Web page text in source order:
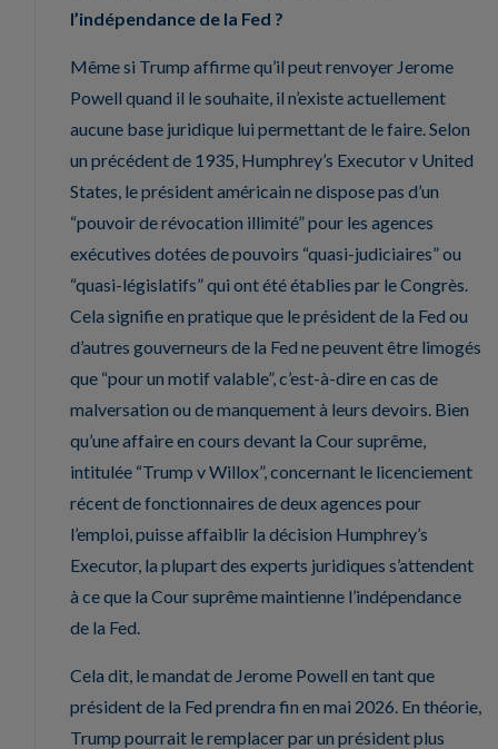
l’indépendance de la Fed ?
Même si Trump affirme qu’il peut renvoyer Jerome
Powell quand il le souhaite, il n’existe actuellement
aucune base juridique lui permettant de le faire. Selon
un précédent de 1935, Humphrey’s Executor v United
States, le président américain ne dispose pas d’un
“pouvoir de révocation illimité” pour les agences
exécutives dotées de pouvoirs “quasi-judiciaires” ou
“quasi-législatifs” qui ont été établies par le Congrès.
Cela signifie en pratique que le président de la Fed ou
d’autres gouverneurs de la Fed ne peuvent être limogés
que “pour un motif valable”, c’est-à-dire en cas de
malversation ou de manquement à leurs devoirs. Bien
qu’une affaire en cours devant la Cour suprême,
intitulée “Trump v Willox”, concernant le licenciement
récent de fonctionnaires de deux agences pour
l’emploi, puisse affaiblir la décision Humphrey’s
Executor, la plupart des experts juridiques s’attendent
à ce que la Cour suprême maintienne l’indépendance
de la Fed.
Cela dit, le mandat de Jerome Powell en tant que
président de la Fed prendra fin en mai 2026. En théorie,
Trump pourrait le remplacer par un président plus